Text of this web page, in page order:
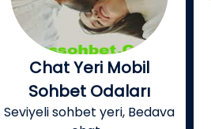
Chat Yeri Mobil
Sohbet Odaları
Seviyeli sohbet yeri, Bedava